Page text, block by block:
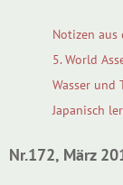
Notizen aus
5. World
Wasser und
Japanisch
Nr.172, März